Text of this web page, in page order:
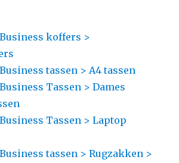
koffers >
tassen > A4 tassen
Tassen > Dames
Tassen > Laptop
tassen > Rugzakken >